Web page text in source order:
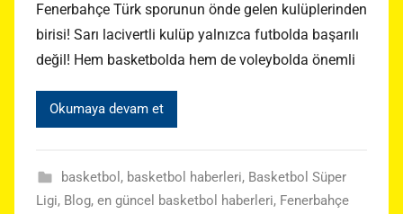
Fenerbahçe Türk sporunun önde gelen kulüplerinden
birisi! Sarı lacivertli kulüp yalnızca futbolda başarılı
değil! Hem basketbolda hem de voleybolda önemli
Okumaya devam et
basketbol , basketbol haberleri, Basketbol Süper
Ligi, Blog, en güncel basketbol haberleri, Fenerbahçe